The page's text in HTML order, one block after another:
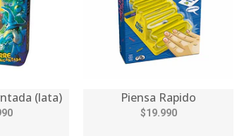
(lata) Piensa Rapido
$19.990